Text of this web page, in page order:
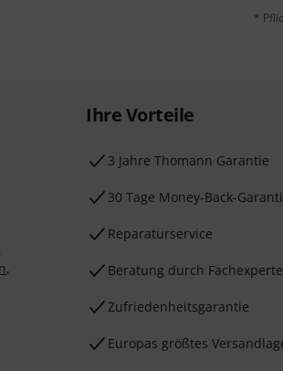
*
,
Ihre Vorteile
3 Jahre Thomann Garantie
30 Tage Money-Back-
Reparaturservice
Beratung durch
Zufriedenheitsgarantie
Europas größtes